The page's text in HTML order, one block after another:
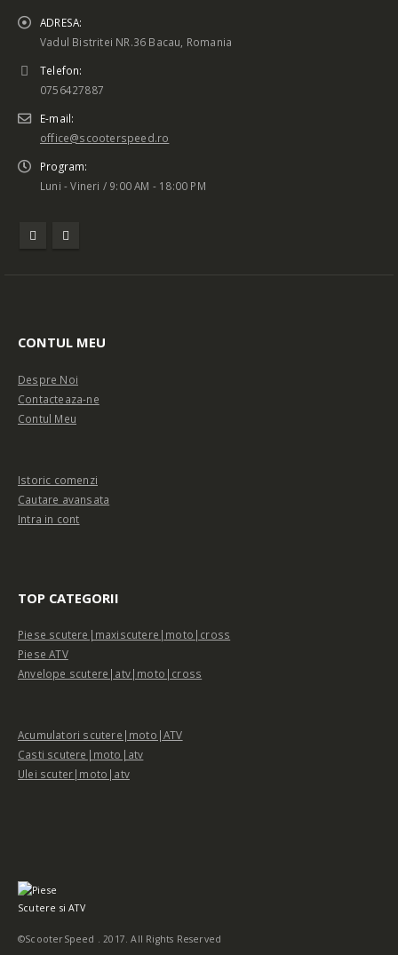
ADRESA:
Vadul Bistritei NR.36 Bacau, Romania
Telefon:
0756427887
E-mail:
office@scooterspeed.ro
Program:
Luni - Vineri / 9:00 AM - 18:00 PM
CONTUL MEU
Despre Noi
Contacteaza-ne
Contul Meu
Istoric comenzi
Cautare avansata
Intra in cont
TOP CATEGORII
Piese scutere|maxiscutere|moto|cross
Piese ATV
Anvelope scutere|atv|moto|cross
Acumulatori scutere|moto|ATV
Casti scutere|moto|atv
Ulei scuter|moto|atv
©ScooterSpeed . 2017. All Rights Reserved